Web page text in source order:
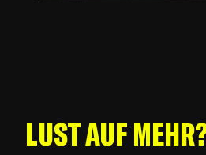
LUST AUF